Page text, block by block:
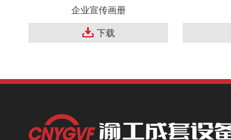
企业宣传画册
下载